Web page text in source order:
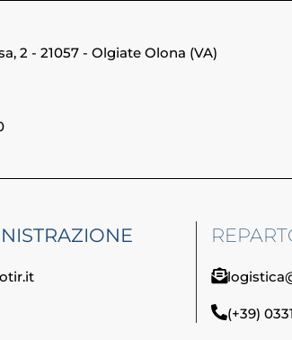
2 - 21057 - Olgiate Olona (VA)
(+39)